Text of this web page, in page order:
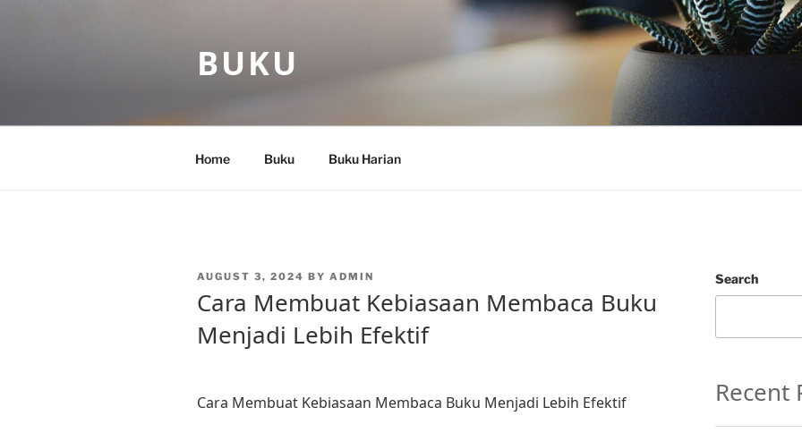
BUKU
Home Buku Buku Harian
POSTED
AUGUST 3, 2024 BY ADMIN
Cara Membuat Kebiasaan Membaca Buku
Menjadi Lebih Efektif
Cara Membuat Kebiasaan Membaca Buku Menjadi Lebih Efektif
Search
Recent